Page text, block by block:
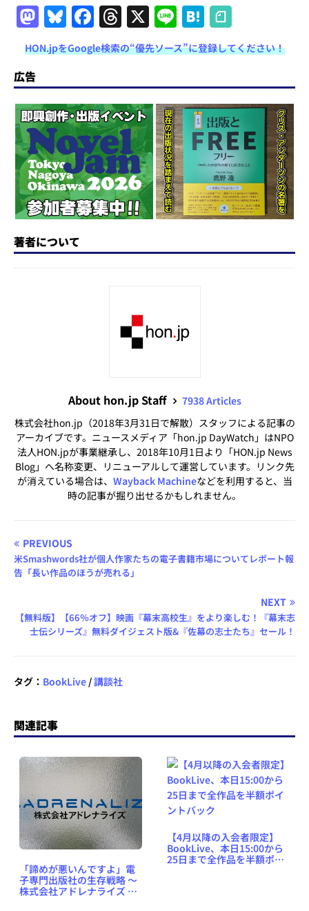
M
a
st
o
d
o
n
Bl
u
e
s
k
y
F
a
c
e
b
o
o
k
T
h
re
a
d
s
X Li
n
e
H
at
e
n
a
HON.jpをGoogle検索の“優先ソース”に登録してください！
広告
著者について
About hon.jp Staff
7938 Articles
株式会社hon.jp（2018年3月31日で解散）スタッフによる記事の
アーカイブです。ニュースメディア「hon.jp DayWatch」はNPO
法人HON.jpが事業継承し、2018年10月1日より「HON.jp News
Blog」へ名称変更、リニューアルして運営しています。リンク先
が消えている場合は、 Wayback Machineなどを利用すると、当
時の記事が掘り出せるかもしれません。
PREVIOUS
米Smashwords社が個人作家たちの電子書籍市場についてレポート報
告「長い作品のほうが売れる」
NEXT
【無料版】【66％オフ】映画『幕末高校生』をより楽しむ！『幕末志
士伝シリーズ』無料ダイジェスト版&『佐幕の志士たち』セール！
タグ： BookLive /講談社
関連記事
「諦めが悪いんですよ」電
子専門出版社の生存戦略 ～
株式会社アドレナライズ 代
【4月以降の入会者限定】
BookLive、本日15:00から
25日まで全作品を半額ポイ